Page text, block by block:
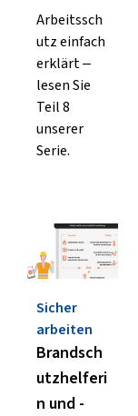
Arbeitssch
utz einfach
erklärt –
lesen Sie
Teil 8
unserer
Serie.
Sicher
arbeiten
Brandsch
utzhelferi
n und -